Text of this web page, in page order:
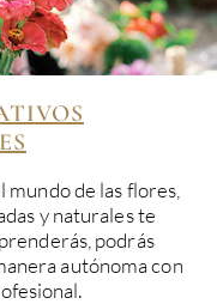
de las flores,
y naturales te
podrás
autónoma con